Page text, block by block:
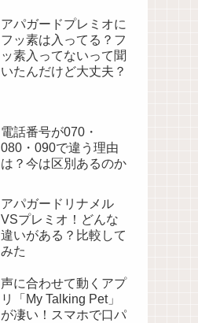
アパガードプレミオに
フッ素は入ってる？フ
ッ素入ってないって聞
いたんだけど大丈夫？
電話番号が070・
080・090で違う理由
は？今は区別あるのか
アパガードリナメル
VSプレミオ！どんな
違いがある？比較して
みた
声に合わせて動くアプ
リ「My Talking Pet」
が凄い！スマホで口パ